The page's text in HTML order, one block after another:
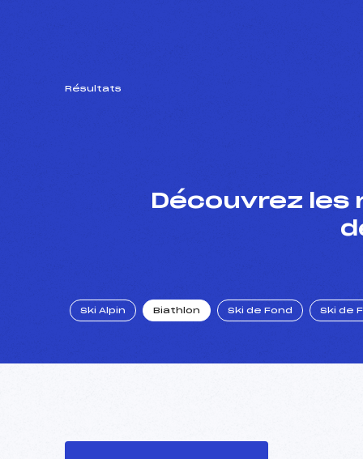
Résultats
Découvrez
Ski Alpin Biathlon Ski de Fond Ski de